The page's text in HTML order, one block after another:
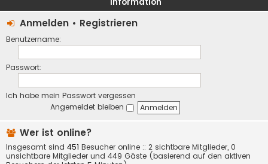
Anmelden • Registrieren
Benutzername:
Passwort:
Ich habe mein Passwort vergessen
Angemeldet bleiben
Wer ist online?
Insgesamt sind 451 Besucher online :: 2 sichtbare Mitglieder, 0
unsichtbare Mitglieder und 449 Gäste (basierend auf den aktiven